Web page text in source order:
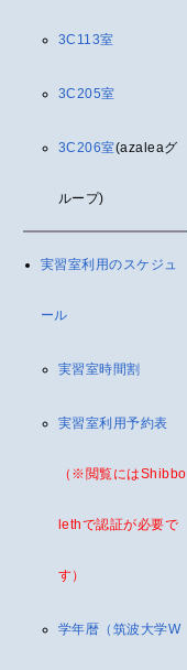
3C113室
3C205室
3C206室(azaleaグ
ループ)
実習室利用のスケジュ
ール
実習室時間割
実習室利用予約表
（※閲覧にはShibbo
lethで認証が必要で
す）
学年暦（筑波大学W